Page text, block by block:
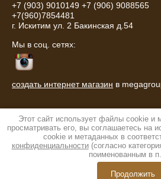
+7 (903) 9010149 +7 (906) 9088565
+7(960)7854481
г. Искитим ул. 2 Бакинская д.54
Мы в соц. сетях:
создать интернет магазин в
© 2016 Мебель Юнна
Политика конфиденциальности
Этот сайт использует файлы cookie и
просматривать его, вы соглашаетесь на
cookie и метаданных в
конфиденциальности(согласно
поименованным в
Продолжить